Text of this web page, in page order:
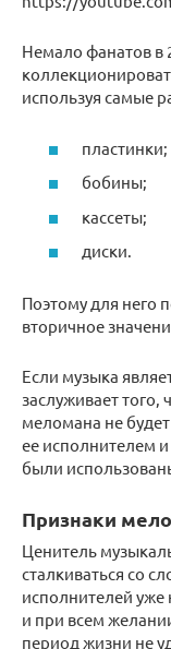
Немало фанатов в
используя самые
пластинки;
бобины;
кассеты;
диски.
Поэтому для него
вторичное
Если музыка
заслуживает
меломана не
ее исполнителем
были
Признаки
Ценитель
сталкиваться со
исполнителей
и при всем
период жизни не